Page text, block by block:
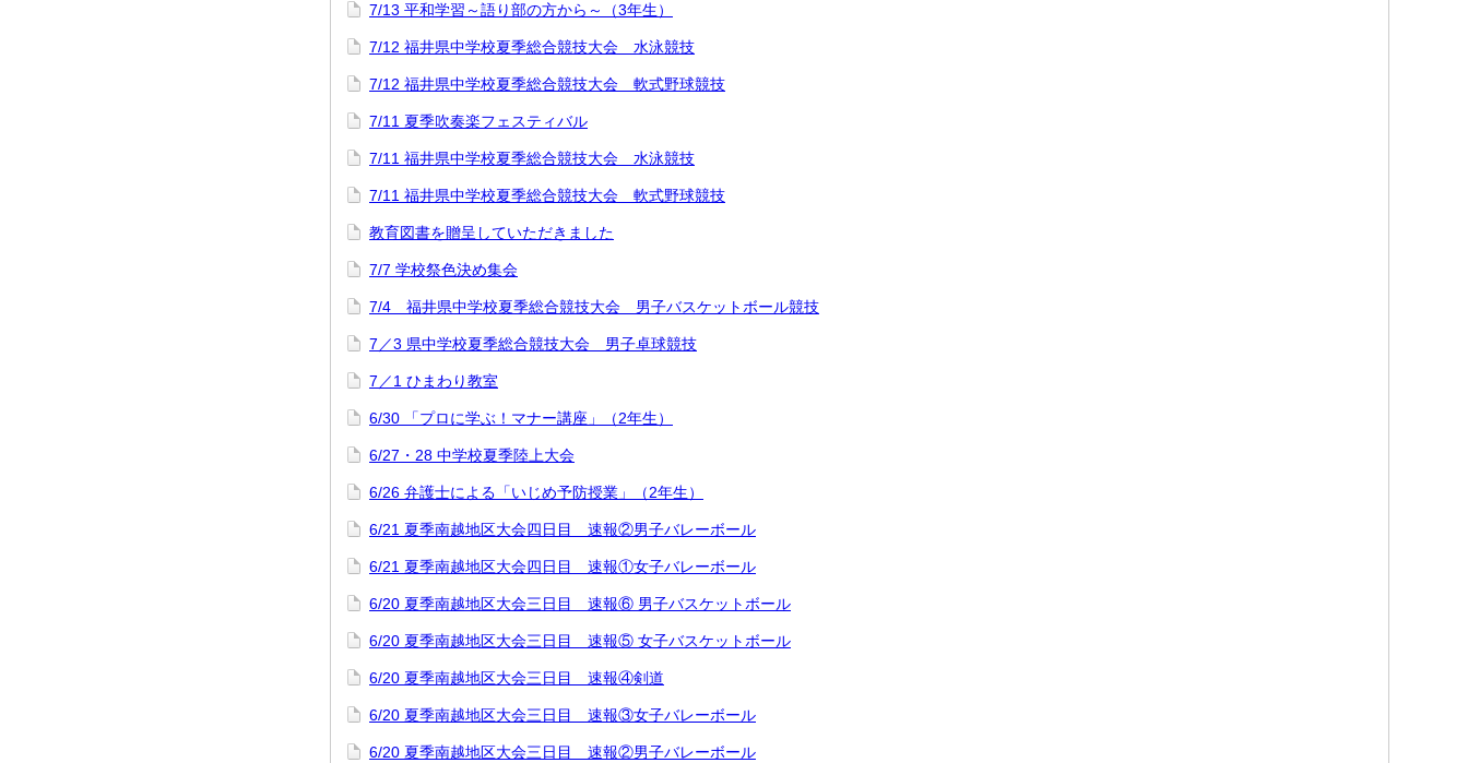
7/13 平和学習～語り部の方から～（3年生）
7/12 福井県中学校夏季総合競技大会 水泳競技
7/12 福井県中学校夏季総合競技大会 軟式野球競技
7/11 夏季吹奏楽フェスティバル
7/11 福井県中学校夏季総合競技大会 水泳競技
7/11 福井県中学校夏季総合競技大会 軟式野球競技
教育図書を贈呈していただきました
7/7 学校祭色決め集会
7/4 福井県中学校夏季総合競技大会 男子バスケットボール競技
7／3 県中学校夏季総合競技大会 男子卓球競技
7／1 ひまわり教室
6/30 「プロに学ぶ！マナー講座」（2年生）
6/27・28 中学校夏季陸上大会
6/26 弁護士による「いじめ予防授業」（2年生）
6/21 夏季南越地区大会四日目 速報②男子バレーボール
6/21 夏季南越地区大会四日目 速報①女子バレーボール
6/20 夏季南越地区大会三日目 速報⑥ 男子バスケットボール
6/20 夏季南越地区大会三日目 速報⑤ 女子バスケットボール
6/20 夏季南越地区大会三日目 速報④剣道
6/20 夏季南越地区大会三日目 速報③女子バレーボール
6/20 夏季南越地区大会三日目 速報②男子バレーボール